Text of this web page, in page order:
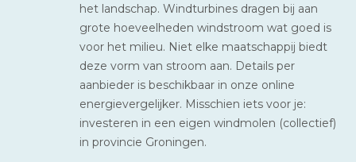
het landschap. Windturbines dragen bij aan
grote hoeveelheden windstroom wat goed is
voor het milieu. Niet elke maatschappij biedt
deze vorm van stroom aan. Details per
aanbieder is beschikbaar in onze online
energievergelijker. Misschien iets voor je:
investeren in een eigen windmolen (collectief)
in provincie Groningen.